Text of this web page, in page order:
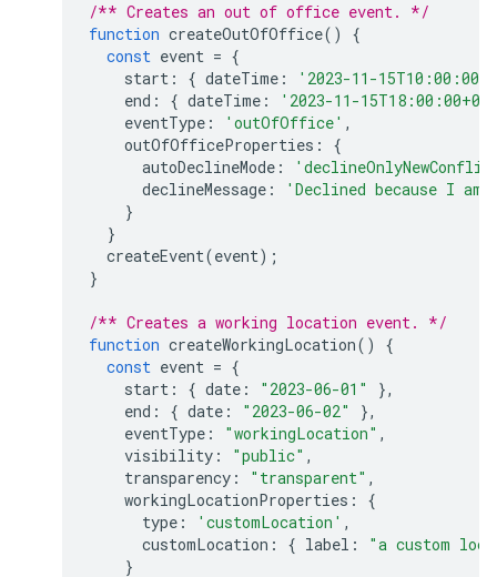
/** Creates an out of office event. */
function createOutOfOffice()
{
const event = {
start : { dateTime :
'2023-11-
end : { dateTime :
'2023-11-
eventType : 'outOfOffice' ,
outOfOfficeProperties :
{
autoDeclineMode :
declineMessage :
'Declined because I
}
}
createEvent(event);
}
/** Creates a working location event. */
function createWorkingLocation()
{
const event = {
start : { date : "2023-06-01"
},
end : { date : "2023-06-02"
},
eventType : "workingLocation" ,
visibility : "public" ,
transparency : "transparent" ,
workingLocationProperties :
{
type : 'customLocation' ,
customLocation : { label :
"a custom
}